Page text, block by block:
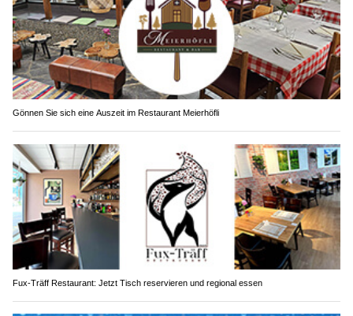
Gönnen Sie sich eine Auszeit im Restaurant Meierhöfli
Fux-Träff Restaurant: Jetzt Tisch reservieren und regional essen